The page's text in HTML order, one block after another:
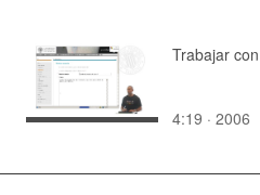
Trabajar
4:19 · 2006